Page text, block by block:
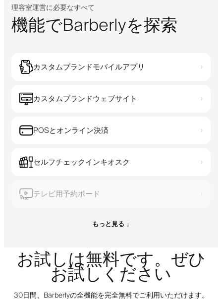
理容室運営に必要なすべて
機能でBarberlyを探索
カスタムブランドモバイルアプリ ›
カスタムブランドウェブサイト ›
POSとオンライン決済 ›
セルフチェックインキオスク ›
テレビ用予約ボード ›
もっと見る ↓
お試しは無料です。ぜひ
お試しください
30日間、Barberlyの全機能を完全無料でご利用いただけます。